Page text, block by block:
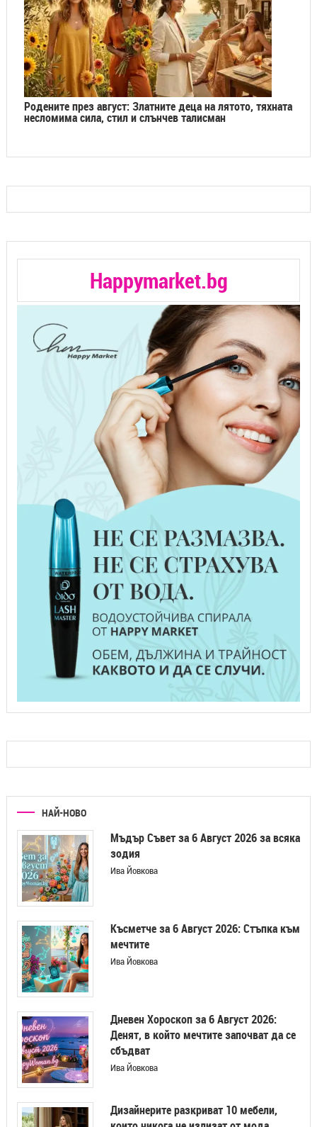
Родените през август: Златните деца на лятото, тяхната
несломима сила, стил и слънчев талисман
Happymarket.bg
НАЙ-НОВО
Мъдър Съвет за 6 Август 2026 за всяка
зодия
Ива Йовкова
Късметче за 6 Август 2026: Стъпка към
мечтите
Ива Йовкова
Дневен Хороскоп за 6 Август 2026:
Денят, в който мечтите започват да се
сбъдват
Ива Йовкова
Дизайнерите разкриват 10 мебели,